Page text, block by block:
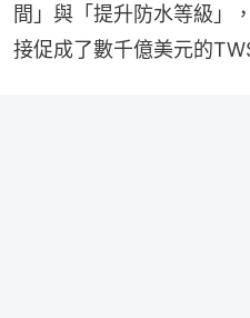
間」與「提升防水等級」
接促成了數千億美元的